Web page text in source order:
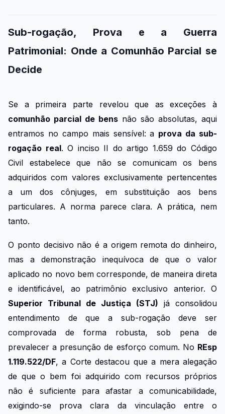
Sub-rogação, Prova e a Guerra
Patrimonial: Onde a Comunhão Parcial se
Decide
Se a primeira parte revelou que as exceções à
comunhão parcial de bens não são absolutas, aqui
entramos no campo mais sensível: a prova da sub-
rogação real. O inciso II do artigo 1.659 do Código
Civil estabelece que não se comunicam os bens
adquiridos com valores exclusivamente pertencentes
a um dos cônjuges, em substituição aos bens
particulares. A norma parece clara. A prática, nem
tanto.
O ponto decisivo não é a origem remota do dinheiro,
mas a demonstração inequívoca de que o valor
aplicado no novo bem corresponde, de maneira direta
e identificável, ao patrimônio exclusivo anterior. O
Superior Tribunal de Justiça (STJ) já consolidou
entendimento de que a sub-rogação deve ser
comprovada de forma robusta, sob pena de
prevalecer a presunção de esforço comum. No REsp
1.119.522/DF, a Corte destacou que a mera alegação
de que o bem foi adquirido com recursos próprios
não é suficiente para afastar a comunicabilidade,
exigindo-se prova clara da vinculação entre o